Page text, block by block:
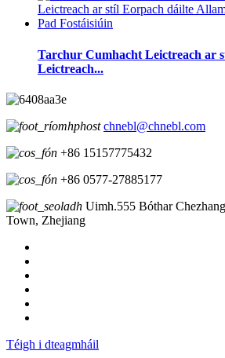
Tarchur Cumhacht Leictreach ar
Leictreach...
chnebl@chnebl.com
+86 15157775432
+86 0577-27885177
Uimh.555 Bóthar
Town, Zhejiang
Téigh i dteagmháil